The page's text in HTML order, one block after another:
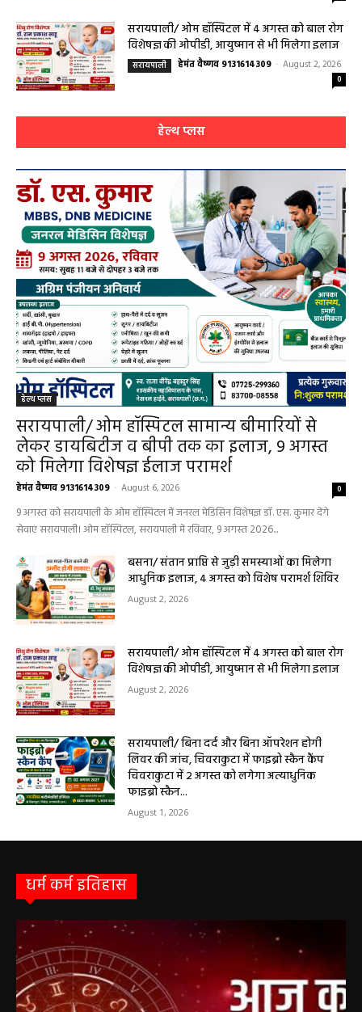
सरायपाली/ ओम हॉस्पिटल में 4 अगस्त को बाल रोग
विशेषज्ञ की ओपीडी, आयुष्मान से भी मिलेगा इलाज
सरायपाली हेमंत वैष्णव 9131614309 - August 2, 2026
0
हेल्थ प्लस
हेल्थ प्लस
सरायपाली/ ओम हॉस्पिटल सामान्य बीमारियों से
लेकर डायबिटीज व बीपी तक का इलाज, 9 अगस्त
को मिलेगा विशेषज्ञ ईलाज परामर्श
हेमंत वैष्णव 9131614309 - August 6, 2026 0
9 अगस्त को सरायपाली के ओम हॉस्पिटल में जनरल मेडिसिन विशेषज्ञ डॉ. एस. कुमार देंगे
सेवाएं सरायपाली। ओम हॉस्पिटल, सरायपाली में रविवार, 9 अगस्त 2026...
बसना/ संतान प्राप्ति से जुड़ी समस्याओं का मिलेगा
आधुनिक इलाज, 4 अगस्त को विशेष परामर्श शिविर
August 2, 2026
सरायपाली/ ओम हॉस्पिटल में 4 अगस्त को बाल रोग
विशेषज्ञ की ओपीडी, आयुष्मान से भी मिलेगा इलाज
August 2, 2026
सरायपाली/ बिना दर्द और बिना ऑपरेशन होगी
लिवर की जांच, चिवराकुटा में फाइब्रो स्कैन कैंप
चिवराकुटा में 2 अगस्त को लगेगा अत्याधुनिक
फाइब्रो स्कैन...
August 1, 2026
धर्म कर्म इतिहास